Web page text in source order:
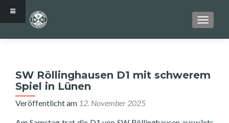
SW Röllinghausen D1 mit schwerem
Spiel in Lünen
Veröffentlicht am 12. November 2025